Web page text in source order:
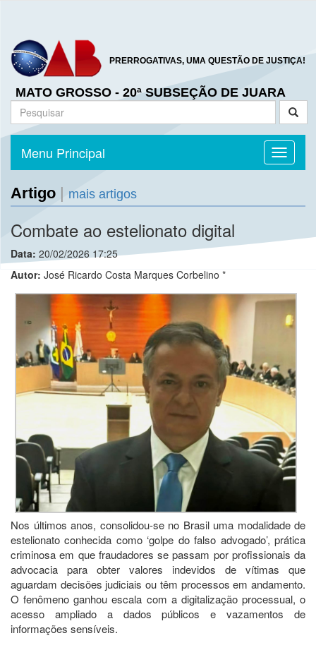
PRERROGATIVAS, UMA QUESTÃO DE JUSTIÇA!
MATO GROSSO - 20ª SUBSEÇÃO DE JUARA
Toggle
Menu Principal
Artigo mais artigos
Combate ao estelionato digital
Data: 20/02/2026 17:25
Autor: José Ricardo Costa Marques Corbelino *
Nos últimos anos, consolidou-se no Brasil uma modalidade de
estelionato conhecida como ‘golpe do falso advogado’, prática
criminosa em que fraudadores se passam por profissionais da
advocacia para obter valores indevidos de vítimas que
aguardam decisões judiciais ou têm processos em andamento.
O fenômeno ganhou escala com a digitalização processual, o
acesso ampliado a dados públicos e vazamentos de
informações sensíveis.